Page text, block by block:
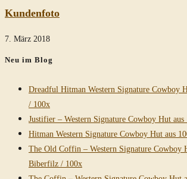
Kundenfoto
7. März 2018
Neu im Blog
Dreadful Hitman Western Signature Cowboy
/ 100x
Justifier – Western Signature Cowboy Hut
Hitman Western Signature Cowboy Hut aus
The Old Coffin – Western Signature Cowboy
Biberfilz / 100x